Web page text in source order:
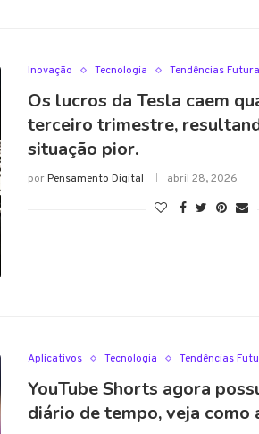
Inovação Tecnologia Tendências
Os lucros da Tesla caem
terceiro trimestre,
situação pior.
porPensamento Digital abril 28, 2026
Aplicativos Tecnologia Tendências
YouTube Shorts agora
diário de tempo, veja como